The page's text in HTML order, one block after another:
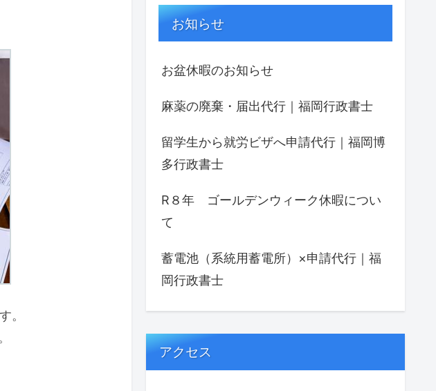
。
お知らせ
お盆休暇のお知らせ
麻薬の廃棄・届出代行｜福岡行政書士
留学生から就労ビザへ申請代行｜福岡博
多行政書士
R８年 ゴールデンウィーク休暇につい
て
蓄電池（系統用蓄電所）×申請代行｜福
岡行政書士
アクセス